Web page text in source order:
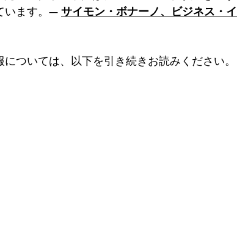
います。— サイモン・ボナーノ、ビジネス・
ついては、以下を引き続きお読みください。